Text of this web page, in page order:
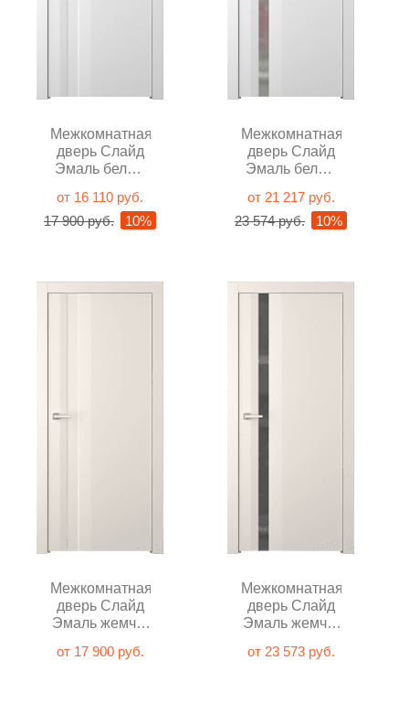
Межкомнатная
дверь Слайд
Эмаль белый
от 16 110 руб.
17 900 руб.
10%
Межкомнатная
дверь Слайд
Эмаль белый
от 21 217 руб.
23 574 руб.
10%
Межкомнатная
дверь Слайд
Эмаль жемчуг
от 17 900 руб.
Межкомнатная
дверь Слайд
Эмаль жемчуг
от 23 573 руб.